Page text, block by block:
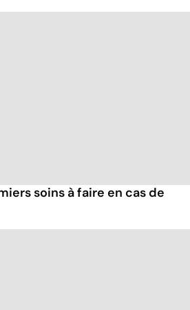
soins à faire en cas de